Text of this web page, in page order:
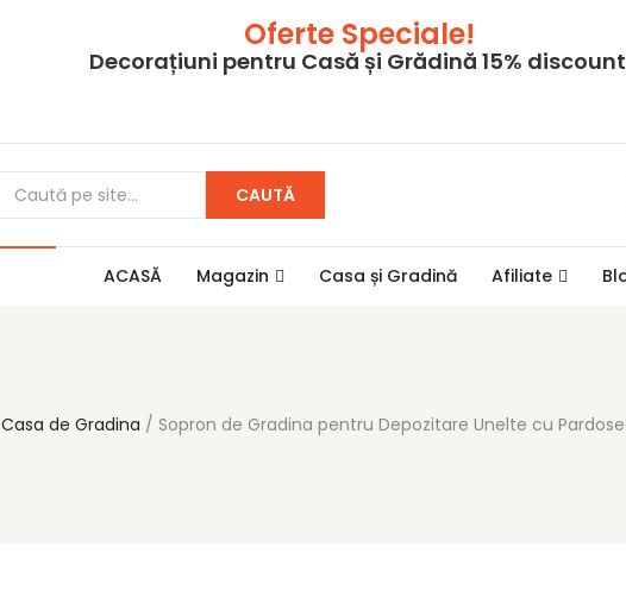
Oferte Speciale!
Decorațiuni pentru Casă și Grădină 15%
CAUTĂ
ACASĂ Magazin Casa și Gradină Afiliate
Casa de Gradina Sopron de Gradina pentru Depozitare Unelte cu